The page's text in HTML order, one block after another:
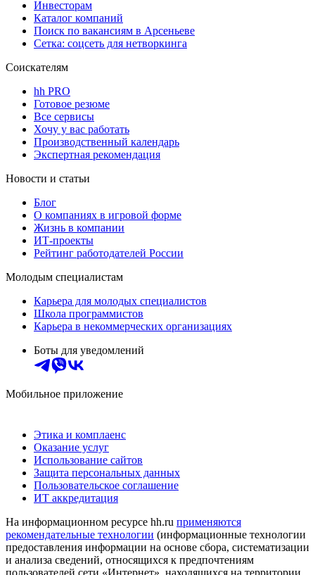
Инвесторам
Каталог компаний
Поиск по вакансиям в Арсеньеве
Сетка: соцсеть для нетворкинга
Соискателям
hh PRO
Готовое резюме
Все сервисы
Хочу у вас работать
Производственный календарь
Экспертная рекомендация
Новости и статьи
Блог
О компаниях в игровой форме
Жизнь в компании
ИТ-проекты
Рейтинг работодателей России
Молодым специалистам
Карьера для молодых специалистов
Школа программистов
Карьера в некоммерческих организациях
Боты для уведомлений
Мобильное приложение
Этика и комплаенс
Оказание услуг
Использование сайтов
Защита персональных данных
Пользовательское соглашение
ИТ аккредитация
На информационном ресурсе hh.ru применяются
рекомендательные технологии (информационные технологии
предоставления информации на основе сбора, систематизации
и анализа сведений, относящихся к предпочтениям
пользователей сети «Интернет», находящихся на территории